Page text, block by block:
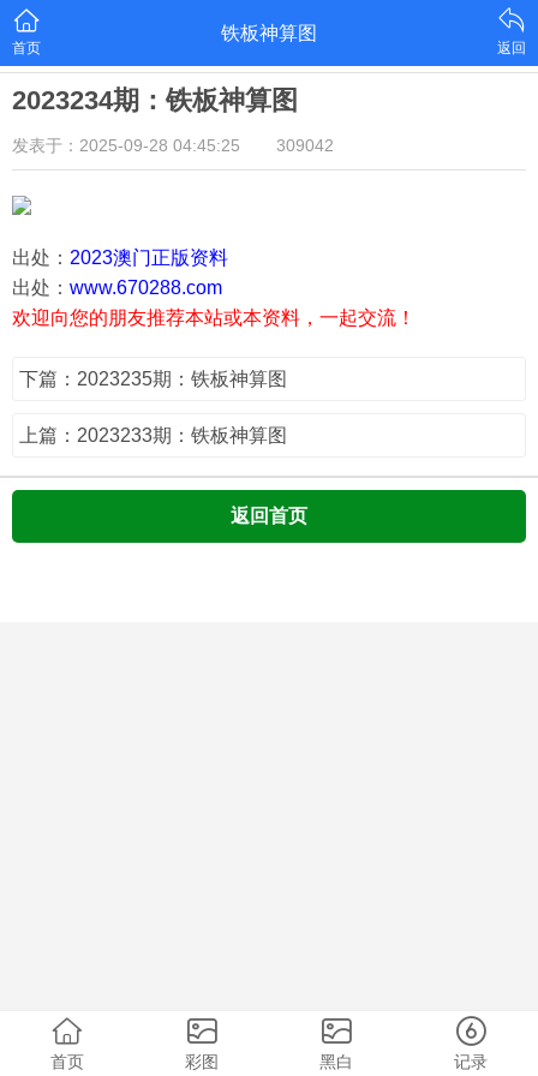
首页
铁板神算图
返回
2023234期：铁板神算图
发表于：2025-09-28 04:45:25 309042
出处： 2023澳门正版资料
出处： www.670288.com
欢迎向您的朋友推荐本站或本资料，一起交流！
下篇：2023235期：铁板神算图
上篇：2023233期：铁板神算图
返回首页
首页 彩图 黑白 记录